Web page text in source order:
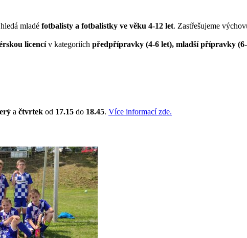
hledá mladé fotbalisty a fotbalistky ve věku 4-12 let. Zastřešujeme
licencív kategoriích předpřípravky (4-6 let), mladší přípravky
a čtvrtek od 17.15 do 18.45. Více informací zde.